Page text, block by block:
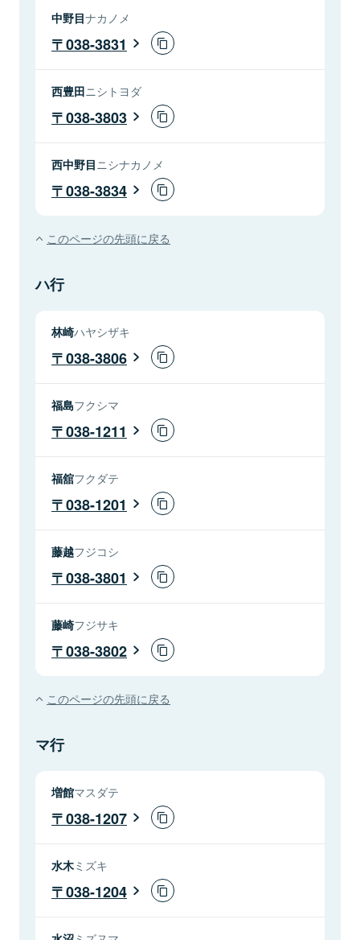
中野目ナカノメ
038-3831
西豊田ニシトヨダ
038-3803
西中野目 ニシナカノメ
038-3834
このページの先頭に戻る
ハ行
林崎ハヤシザキ
038-3806
福島フクシマ
038-1211
福舘フクダテ
038-1201
藤越フジコシ
038-3801
藤崎フジサキ
038-3802
このページの先頭に戻る
マ行
増館マスダテ
038-1207
水木ミズキ
038-1204